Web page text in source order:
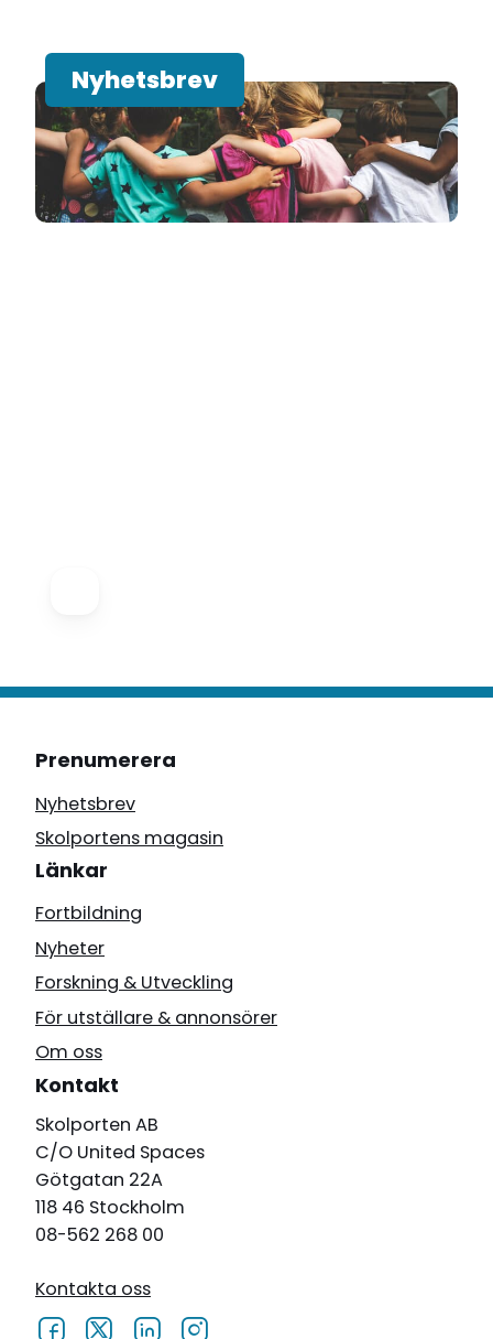
Nyhetsbrev
Prenumerera
Nyhetsbrev
Skolportens magasin
Länkar
Fortbildning
Nyheter
Forskning & Utveckling
För utställare & annonsörer
Om oss
Kontakt
Skolporten AB
C/O United Spaces
Götgatan 22A
118 46 Stockholm
08-562 268 00
Kontakta oss